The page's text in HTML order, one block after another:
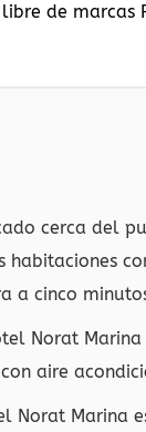
de marcas
cerca del
habitaciones
a cinco
Norat
aire
Norat Marina